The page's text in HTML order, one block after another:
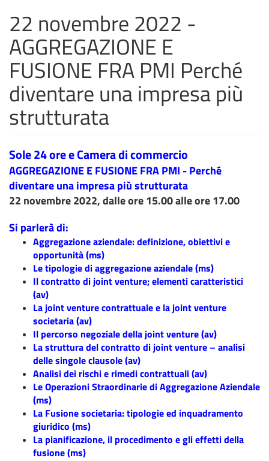
22 novembre 2022 -
AGGREGAZIONE E
FUSIONE FRA PMI Perché
diventare una impresa più
strutturata
Sole 24 ore e Camera di commercio
AGGREGAZIONE E FUSIONE FRA PMI - Perché
diventare una impresa più strutturata
22 novembre 2022, dalle ore 15.00 alle ore 17.00
Si parlerà di:
Aggregazione aziendale: definizione, obiettivi e
opportunità (ms)
Le tipologie di aggregazione aziendale (ms)
Il contratto di joint venture; elementi caratteristici
(av)
La joint venture contrattuale e la joint venture
societaria (av)
Il percorso negoziale della joint venture (av)
La struttura del contratto di joint venture – analisi
delle singole clausole (av)
Analisi dei rischi e rimedi contrattuali (av)
Le Operazioni Straordinarie di Aggregazione Aziendale
(ms)
La Fusione societaria: tipologie ed inquadramento
giuridico (ms)
La pianificazione, il procedimento e gli effetti della
fusione (ms)